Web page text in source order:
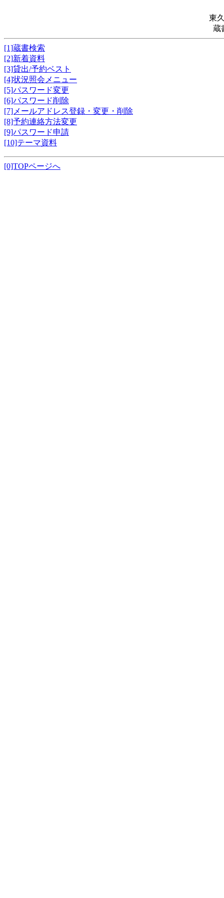
東
蔵
[1]蔵書検索
[2]新着資料
[3]貸出/予約ベスト
[4]状況照会メニュー
[5]パスワード変更
[6]パスワード削除
[7]メールアドレス登録・変更・削除
[8]予約連絡方法変更
[9]パスワード申請
[10]テーマ資料
[0]TOPページへ